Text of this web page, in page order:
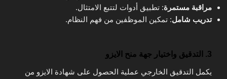
مراقبة مستمرة: تطبيق أدوات لتتبع الامتثال.
تدريب شامل: تمكين الموظفين من فهم النظام.
3. التدقيق واختيار جهة منح الايزو
يكمل التدقيق الخارجي عملية الحصول على شهادة الايزو من